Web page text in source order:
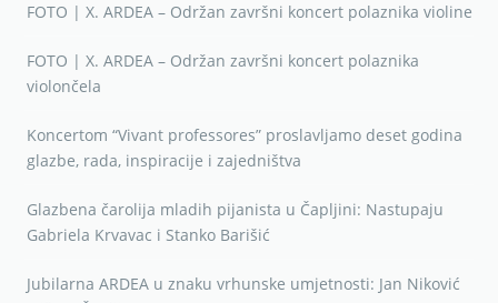
FOTO | X. ARDEA – Održan završni koncert polaznika violine
FOTO | X. ARDEA – Održan završni koncert polaznika
violončela
Koncertom “Vivant professores” proslavljamo deset godina
glazbe, rada, inspiracije i zajedništva
Glazbena čarolija mladih pijanista u Čapljini: Nastupaju
Gabriela Krvavac i Stanko Barišić
Jubilarna ARDEA u znaku vrhunske umjetnosti: Jan Niković